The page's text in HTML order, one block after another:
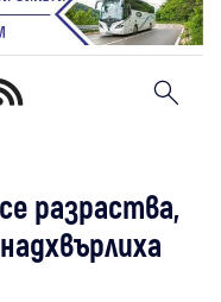
разраства,